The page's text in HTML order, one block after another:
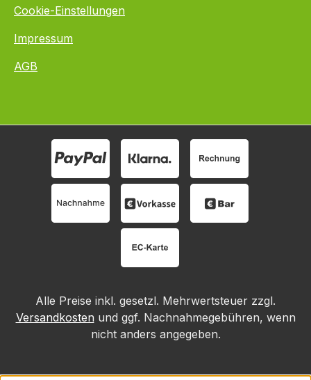
Cookie-Einstellungen
Impressum
AGB
Alle Preise inkl. gesetzl. Mehrwertsteuer zzgl.
Versandkosten und ggf. Nachnahmegebühren, wenn
nicht anders angegeben.